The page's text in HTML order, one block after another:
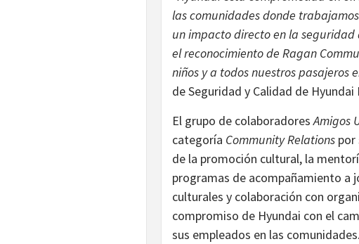
las comunidades donde
un impacto directo en la
el reconocimiento de Ragan
niños y a todos nuestros pasajeros
de Seguridad y Calidad de
El grupo de colaboradoresAmigos
categoría Community Relations por
de la promoción cultural, la
programas de acompañamiento a
culturales y colaboración con
compromiso de Hyundai con el
sus empleados en las comunidades.